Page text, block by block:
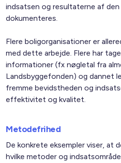
indsatsen og resultaterne af
dokumenteres.
Flere boligorganisationer er
med dette arbejde. Flere har
informationer (fx nøgletal fra
Landsbyggefonden) og dannet
fremme bevidstheden og
effektivitet og kvalitet.
Metodefrihed
De konkrete eksempler viser, at
hvilke metoder og